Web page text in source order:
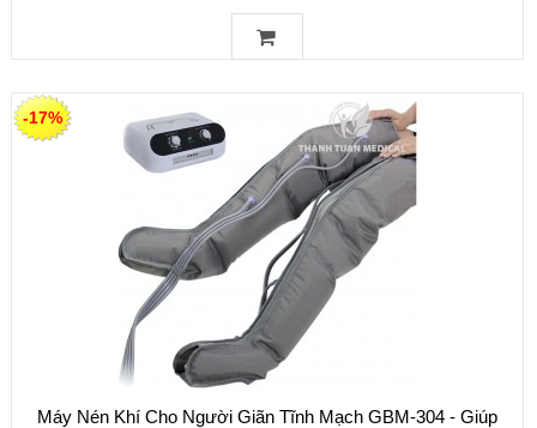
Máy Nén Khí Cho Người Giãn Tĩnh Mạch GBM-304 - Giúp
-17%